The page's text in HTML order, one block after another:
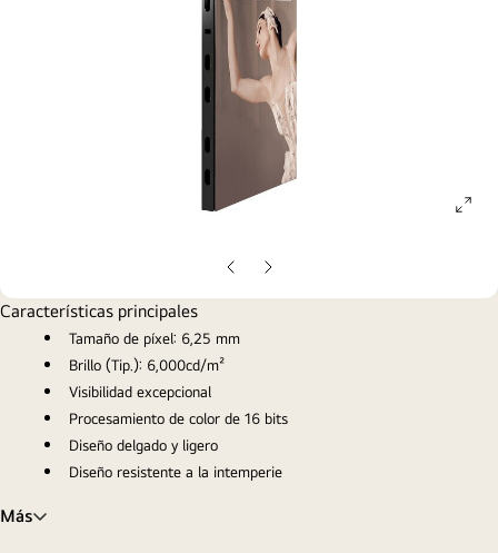
Diapositiva
anterior
Diapositiva
siguiente
Características principales
Tamaño de píxel: 6,25 mm
Brillo (Tip.): 6,000cd/m²
Visibilidad excepcional
Procesamiento de color de 16 bits
Diseño delgado y ligero
Diseño resistente a la intemperie
Más